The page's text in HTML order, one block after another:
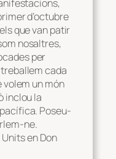
d’octubre
que van patir
nosaltres,
per
treballem cada
volem un món
inclou la
Poseu-
ne.
en Don